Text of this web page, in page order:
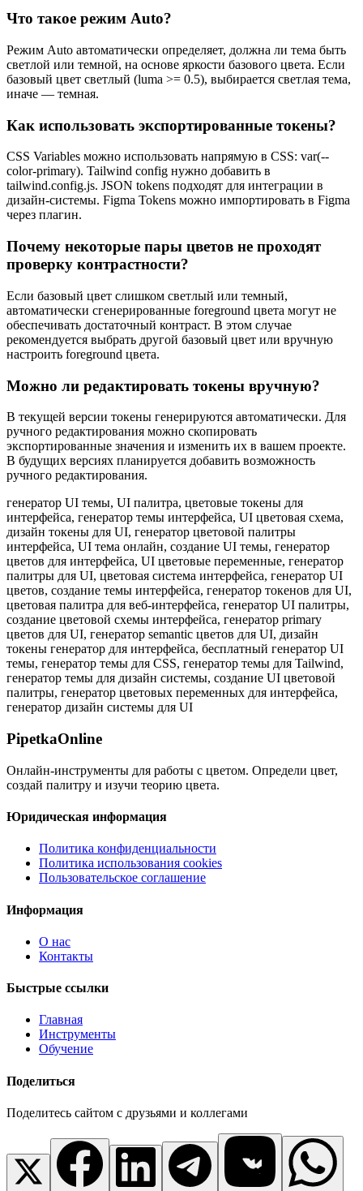
Что такое режим Auto?
Режим Auto автоматически определяет, должна ли тема быть
светлой или темной, на основе яркости базового цвета. Если
базовый цвет светлый (luma >= 0.5), выбирается светлая тема,
иначе — темная.
Как использовать экспортированные токены?
CSS Variables можно использовать напрямую в CSS: var(--
color-primary). Tailwind config нужно добавить в
tailwind.config.js. JSON tokens подходят для интеграции в
дизайн-системы. Figma Tokens можно импортировать в Figma
через плагин.
Почему некоторые пары цветов не проходят
проверку контрастности?
Если базовый цвет слишком светлый или темный,
автоматически сгенерированные foreground цвета могут не
обеспечивать достаточный контраст. В этом случае
рекомендуется выбрать другой базовый цвет или вручную
настроить foreground цвета.
Можно ли редактировать токены вручную?
В текущей версии токены генерируются автоматически. Для
ручного редактирования можно скопировать
экспортированные значения и изменить их в вашем проекте.
В будущих версиях планируется добавить возможность
ручного редактирования.
генератор UI темы, UI палитра, цветовые токены для
интерфейса, генератор темы интерфейса, UI цветовая схема,
дизайн токены для UI, генератор цветовой палитры
интерфейса, UI тема онлайн, создание UI темы, генератор
цветов для интерфейса, UI цветовые переменные, генератор
палитры для UI, цветовая система интерфейса, генератор UI
цветов, создание темы интерфейса, генератор токенов для UI,
цветовая палитра для веб-интерфейса, генератор UI палитры,
создание цветовой схемы интерфейса, генератор primary
цветов для UI, генератор semantic цветов для UI, дизайн
токены генератор для интерфейса, бесплатный генератор UI
темы, генератор темы для CSS, генератор темы для Tailwind,
генератор темы для дизайн системы, создание UI цветовой
палитры, генератор цветовых переменных для интерфейса,
генератор дизайн системы для UI
PipetkaOnline
Онлайн-инструменты для работы с цветом. Определи цвет,
создай палитру и изучи теорию цвета.
Юридическая информация
Политика конфиденциальности
Политика использования cookies
Пользовательское соглашение
Информация
О нас
Контакты
Быстрые ссылки
Главная
Инструменты
Обучение
Поделиться
Поделитесь сайтом с друзьями и коллегами